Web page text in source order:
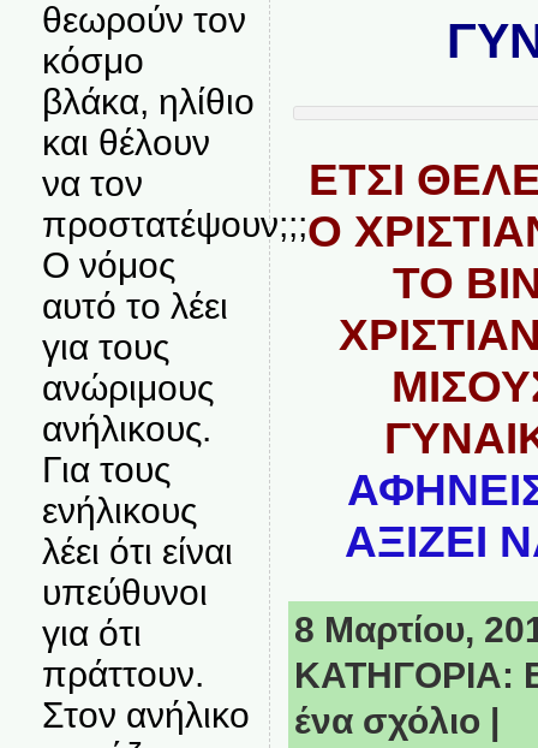
θεωρούν τον
κόσμο
βλάκα, ηλίθιο
και θέλουν
να τον
προστατέψουν;;;
Ο νόμος
αυτό το λέει
για τους
ανώριμους
ανήλικους.
Για τους
ενήλικους
λέει ότι είναι
υπεύθυνοι
για ότι
πράττουν.
Στον ανήλικο
ΕΤΣΙ
Ο
ΤΟ
ΑΞΙΖΕΙ
8 Μαρτίου,
ΚΑΤΗΓΟΡΙΑ:
ένα σχόλιο |